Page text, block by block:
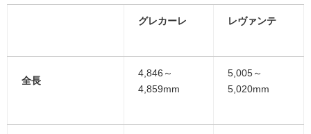
グレカーレ レヴァンテ
全長
4,846～
4,859mm
5,005～
5,020mm